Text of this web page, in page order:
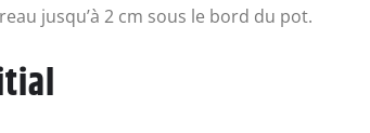
jusqu’à 2 cm sous le bord du pot.